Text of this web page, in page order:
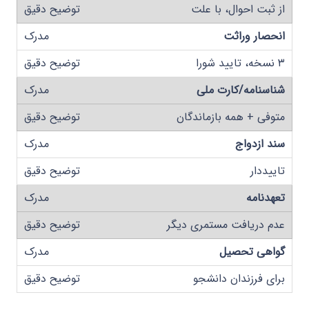
از ثبت احوال، با علت
انحصار وراثت
۳ نسخه، تایید شورا
شناسنامه/کارت ملی
متوفی + همه بازماندگان
سند ازدواج
تاییددار
تعهدنامه
عدم دریافت مستمری دیگر
گواهی تحصیل
برای فرزندان دانشجو